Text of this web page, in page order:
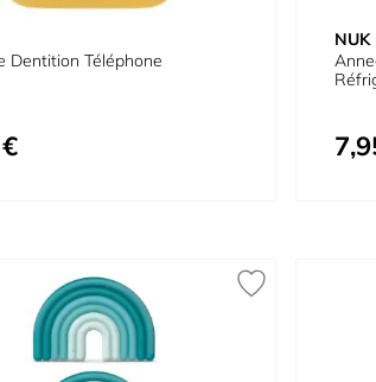
Dentition Téléphone
NUK